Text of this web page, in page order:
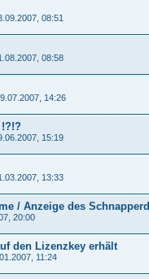
08:51
08:58
14:26
15:19
13:33
/ Anzeige des
20:00
den Lizenzkey erhält
11:24